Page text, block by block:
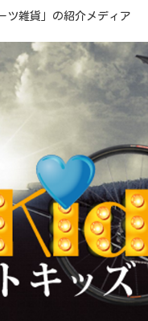
ツ雑貨」の紹介メディア